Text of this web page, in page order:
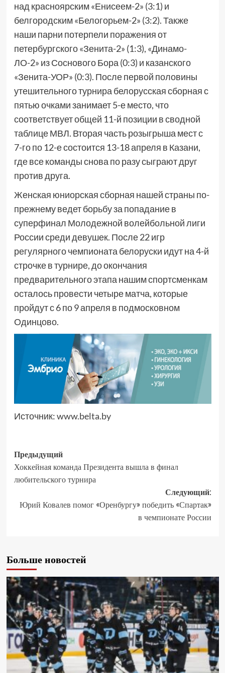
над красноярским «Енисеем-2» (3:1) и
белгородским «Белогорьем-2» (3:2). Также
наши парни потерпели поражения от
петербургского «Зенита-2» (1:3), «Динамо-
ЛО-2» из Соснового Бора (0:3) и казанского
«Зенита-УОР» (0:3). После первой половины
утешительного турнира белорусская сборная с
пятью очками занимает 5-е место, что
соответствует общей 11-й позиции в сводной
таблице МВЛ. Вторая часть розыгрыша мест с
7-го по 12-е состоится 13-18 апреля в Казани,
где все команды снова по разу сыграют друг
против друга.
Женская юниорская сборная нашей страны по-
прежнему ведет борьбу за попадание в
суперфинал Молодежной волейбольной лиги
России среди девушек. После 22 игр
регулярного чемпионата белоруски идут на 4-й
строчке в турнире, до окончания
предварительного этапа нашим спортсменкам
осталось провести четыре матча, которые
пройдут с 6 по 9 апреля в подмосковном
Одинцово.
Источник:www.belta.by
Предыдущий
Хоккейная команда Президента вышла в финал
любительского турнира
Следующий:
Юрий Ковалев помог «Оренбургу» победить «Спартак»
в чемпионате России
Больше новостей